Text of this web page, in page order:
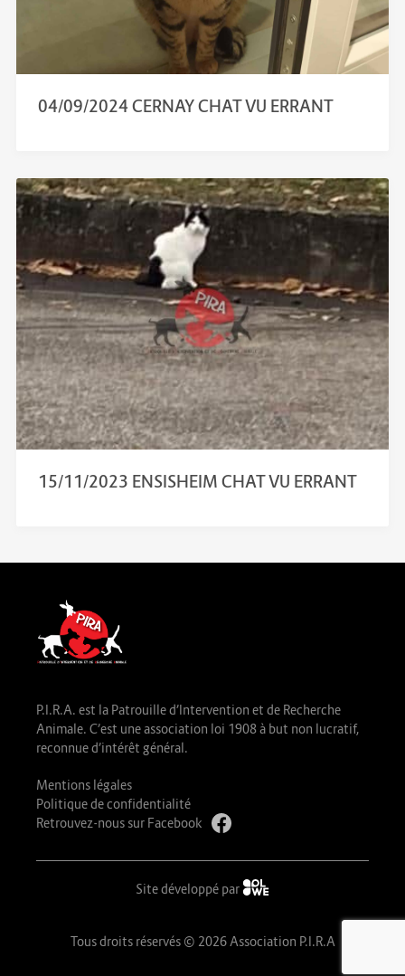
04/09/2024 CERNAY CHAT VU ERRANT
15/11/2023 ENSISHEIM CHAT VU ERRANT
P.I.R.A. est la Patrouille d’Intervention et de Recherche
Animale. C’est une association loi 1908 à but non lucratif,
reconnue d’intérêt général.
Mentions légales
Politique de confidentialité
Retrouvez-nous sur Facebook
Site développé par
Tous droits réservés © 2026 Association P.I.R.A